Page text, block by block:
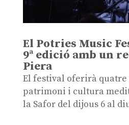
El Potries Music
9ª edició amb un
Piera
El festival oferirà quatre
patrimoni i cultura
la Safor del dijous 6 al